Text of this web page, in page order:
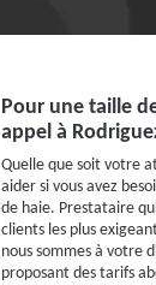
Pour une taille
appel à
Quelle que soit votre
aider si vous avez
de haie. Prestataire
clients les plus
nous sommes à votre
proposant des tarifs